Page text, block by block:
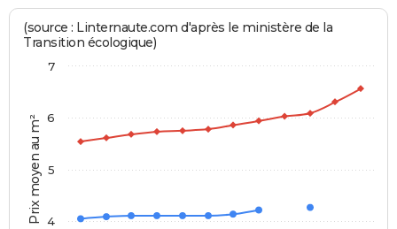
Prix moyen au m²
(source : Linternaute.com d'après le ministère de la
Transition écologique)
4
5
6
7